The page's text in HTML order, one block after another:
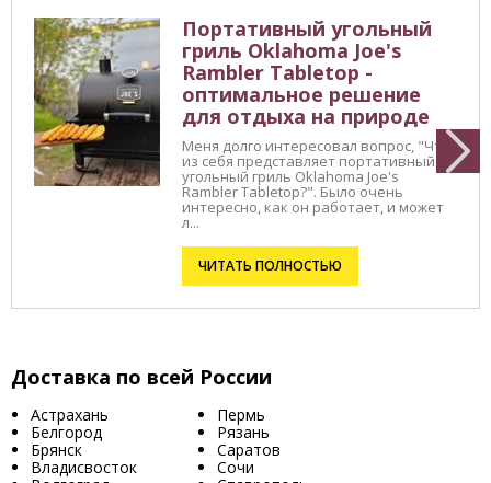
Портативный угольный
гриль Oklahoma Joe's
Rambler Tabletop -
оптимальное решение
для отдыха на природе
Меня долго интересовал вопрос, "Что
из себя представляет портативный
угольный гриль Oklahoma Joe's
Rambler Tabletop?". Было очень
интересно, как он работает, и может
л...
ЧИТАТЬ ПОЛНОСТЬЮ
Доставка по всей России
Астрахань
Белгород
Брянск
Владисвосток
Пермь
Рязань
Саратов
Сочи